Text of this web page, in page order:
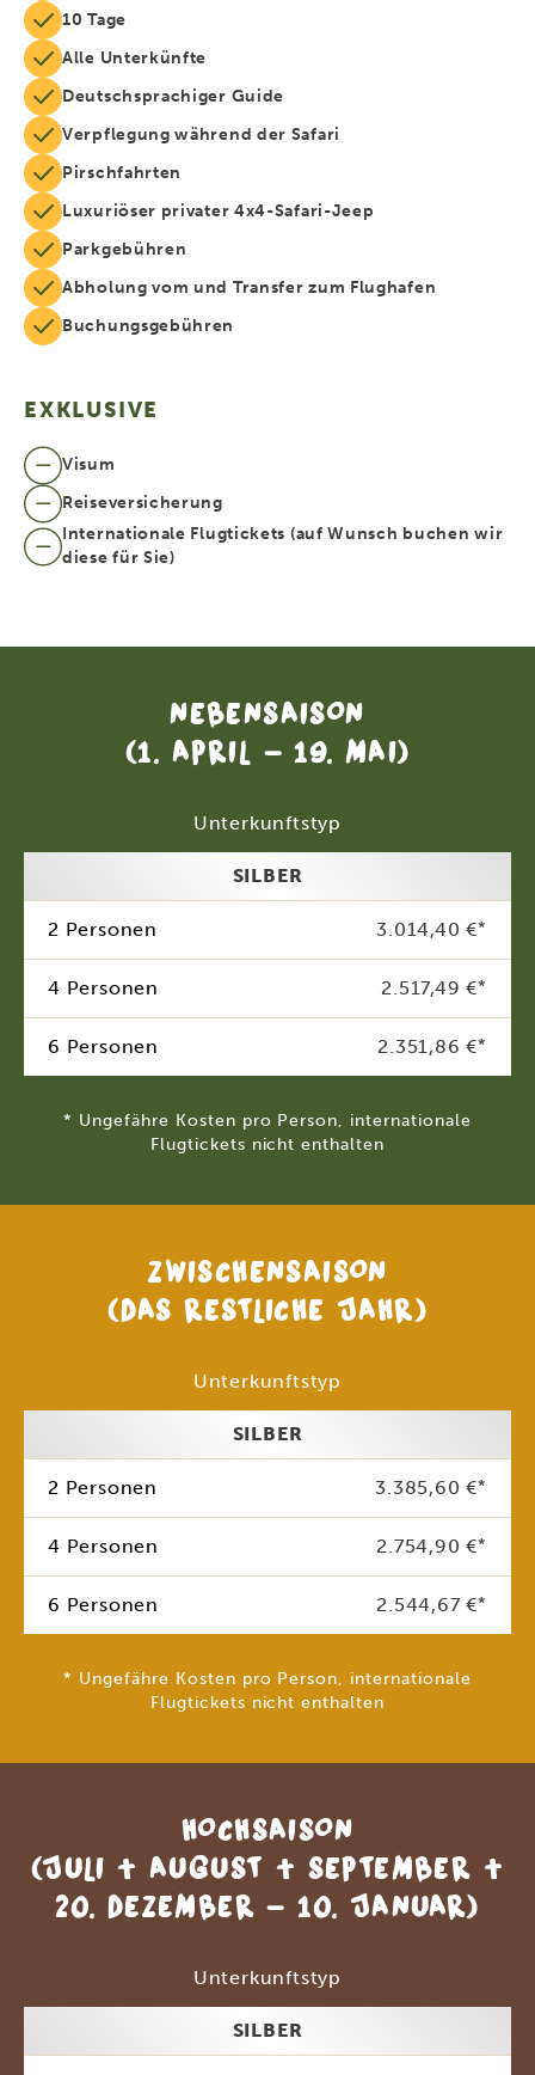
10 Tage
Alle Unterkünfte
Deutschsprachiger Guide
Verpflegung während der Safari
Pirschfahrten
Luxuriöser privater 4x4-Safari-Jeep
Parkgebühren
Abholung vom und Transfer zum Flughafen
Buchungsgebühren
EXKLUSIVE
Visum
Reiseversicherung
Internationale Flugtickets (auf Wunsch buchen wir
diese für Sie)
NEBENSAISON
(1. APRIL - 19. MAI)
Unterkunftstyp
SILBER
2 Personen 3.014,40 €*
4 Personen 2.517,49 €*
6 Personen 2.351,86 €*
* Ungefähre Kosten pro Person, internationale
Flugtickets nicht enthalten
ZWISCHENSAISON
(DAS RESTLICHE JAHR)
Unterkunftstyp
SILBER
2 Personen 3.385,60 €*
4 Personen 2.754,90 €*
6 Personen 2.544,67 €*
* Ungefähre Kosten pro Person, internationale
Flugtickets nicht enthalten
HOCHSAISON
(JULI + AUGUST + SEPTEMBER +
20. DEZEMBER - 10. JANUAR)
Unterkunftstyp
SILBER